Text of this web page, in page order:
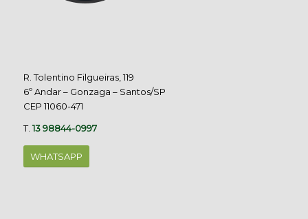
R. Tolentino Filgueiras, 119
6º Andar – Gonzaga – Santos/SP
CEP 11060-471
T.13 98844-0997
WHATSAPP